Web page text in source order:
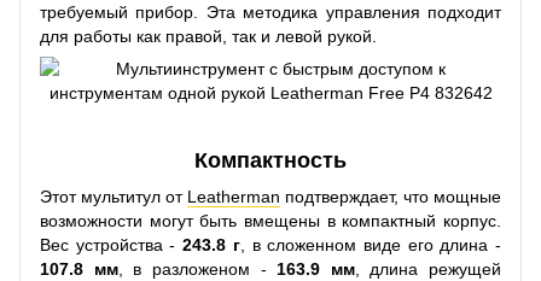
требуемый прибор. Эта методика управления подходит
для работы как правой, так и левой рукой.
Компактность
Этот мультитул от Leatherman подтверждает, что мощные
возможности могут быть вмещены в компактный корпус.
Вес устройства -243.8 г, в сложенном виде его длина -
107.8 мм, в разложеном -163.9 мм, длина режущей